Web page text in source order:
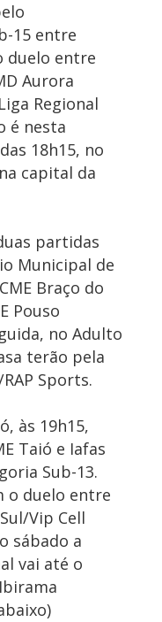
15 entre
duelo entre
Aurora
Regional
é nesta
18h15, no
capital da
partidas
Municipal de
Braço do
Pouso
no Adulto
terão pela
Sports.
às 19h15,
Taió e Iafas
Sub-13.
o duelo entre
Vip Cell
sábado a
vai até o